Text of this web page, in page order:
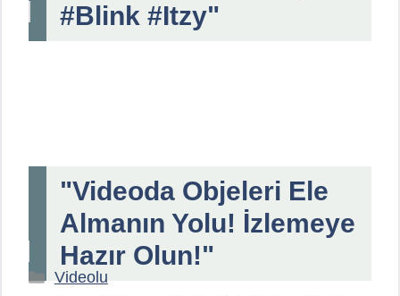
#Blink #Itzy"
"Videoda Objeleri Ele
Almanın Yolu! İzlemeye
Hazır Olun!"
Kategoriler
Videolu